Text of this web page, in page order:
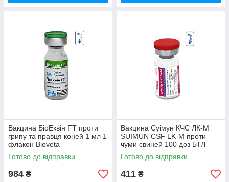
Вакцина БіоЕквін FТ проти
грипу та правця коней 1 мл 1
флакон Bioveta
Готово до відправки
984 ₴
Вакцина Суімун КЧС ЛК-М
SUIMUN CSF LK-M проти
чуми свиней 100 доз БТЛ
Готово до відправки
411 ₴